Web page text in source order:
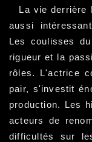
La vie derrière
aussi
Les coulisses
rigueur et la
rôles. L'actrice
pair, s'investit
production. Les
acteurs de
difficultés sur